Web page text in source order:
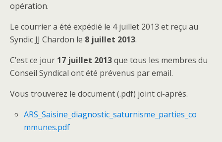
opération.
Le courrier a été expédié le 4 juillet 2013 et reçu au
Syndic JJ Chardon le 8 juillet 2013.
C’est ce jour 17 juillet 2013que tous les membres du
Conseil Syndical ont été prévenus par email.
Vous trouverez le document (.pdf) joint ci-après.
ARS_Saisine_diagnostic_saturnisme_parties_co
mmunes.pdf